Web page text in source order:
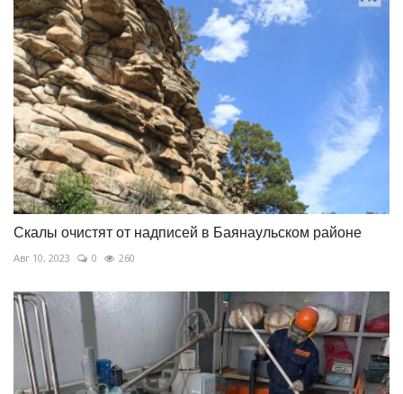
Скалы очистят от надписей в Баянаульском районе
Авг 10, 2023 0 260